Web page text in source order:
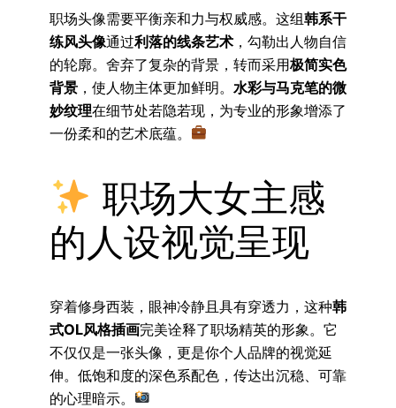
职场头像需要平衡亲和力与权威感。这组韩系干
练风头像通过利落的线条艺术 ，勾勒出人物自信
的轮廓。舍弃了复杂的背景，转而采用极简实色
背景 ，使人物主体更加鲜明。 水彩与马克笔的微
妙纹理在细节处若隐若现，为专业的形象增添了
一份柔和的艺术底蕴。
职场大女主感
的人设视觉呈现
穿着修身西装，眼神冷静且具有穿透力，这种韩
式OL风格插画完美诠释了职场精英的形象。它
不仅仅是一张头像，更是你个人品牌的视觉延
伸。低饱和度的深色系配色，传达出沉稳、可靠
的心理暗示。